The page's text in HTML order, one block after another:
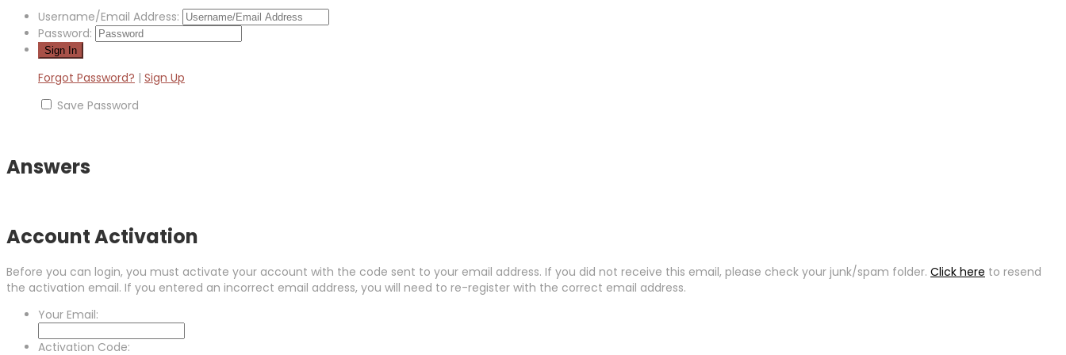
Username/Email Address:
Password:
Forgot Password? | Sign Up
Save Password
Answers
Account Activation
Before you can login, you must activate your account with the code sent to your email address. If you did not receive this email, please check your junk/spam folder. Click here to resend
the activation email. If you entered an incorrect email address, you will need to re-register with the correct email address.
Your Email:
Activation Code: